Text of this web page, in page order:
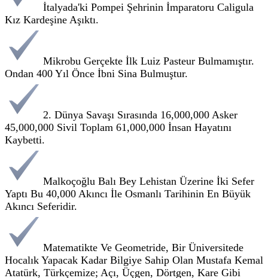
İtalyada'ki Pompei Şehrinin İmparatoru Caligula
Kız Kardeşine Aşıktı.
Mikrobu Gerçekte İlk Luiz Pasteur Bulmamıştır.
Ondan 400 Yıl Önce İbni Sina Bulmuştur.
2. Dünya Savaşı Sırasında 16,000,000 Asker
45,000,000 Sivil Toplam 61,000,000 İnsan Hayatını
Kaybetti.
Malkoçoğlu Balı Bey Lehistan Üzerine İki Sefer
Yaptı Bu 40,000 Akıncı İle Osmanlı Tarihinin En Büyük
Akıncı Seferidir.
Matematikte Ve Geometride, Bir Üniversitede
Hocalık Yapacak Kadar Bilgiye Sahip Olan Mustafa Kemal
Atatürk, Türkçemize; Açı, Üçgen, Dörtgen, Kare Gibi